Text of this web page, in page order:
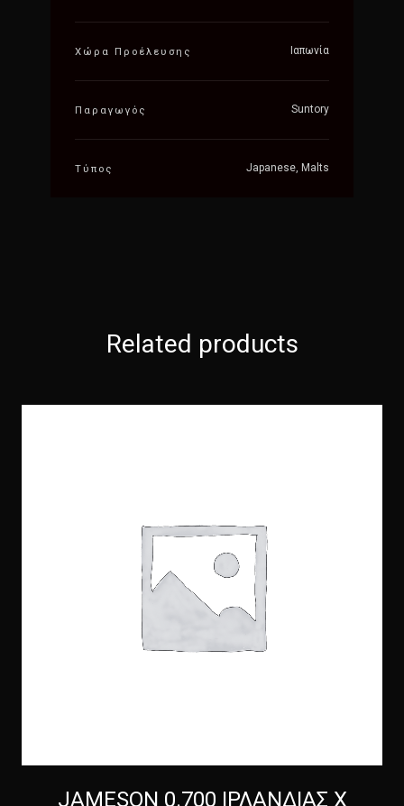
Χώρα Προέλευσης Ιαπωνία
Παραγωγός Suntory
Τύπος Japanese, Malts
Related products
JAMESON 0.700 ΙΡΛΑΝΔΙΑΣ Χ